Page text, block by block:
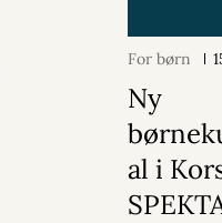
For børn
Ny
al i